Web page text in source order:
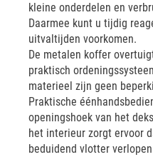
kleine onderdelen en
Daarmee kunt u tijdig
uitvaltijden voorkomen.
De metalen koffer
praktisch
materieel zijn geen
Praktische
openingshoek van het
het interieur zorgt ervoor
beduidend vlotter